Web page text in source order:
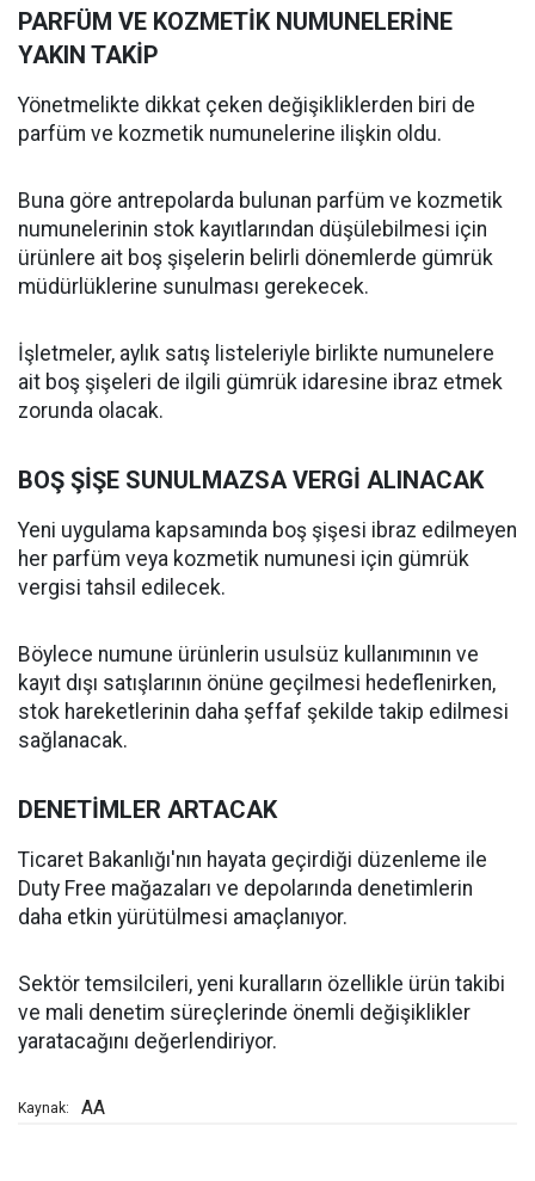
PARFÜM VE KOZMETİK NUMUNELERİNE
YAKIN TAKİP
Yönetmelikte dikkat çeken değişikliklerden biri de
parfüm ve kozmetik numunelerine ilişkin oldu.
Buna göre antrepolarda bulunan parfüm ve kozmetik
numunelerinin stok kayıtlarından düşülebilmesi için
ürünlere ait boş şişelerin belirli dönemlerde gümrük
müdürlüklerine sunulması gerekecek.
İşletmeler, aylık satış listeleriyle birlikte numunelere
ait boş şişeleri de ilgili gümrük idaresine ibraz etmek
zorunda olacak.
BOŞ ŞİŞE SUNULMAZSA VERGİ ALINACAK
Yeni uygulama kapsamında boş şişesi ibraz edilmeyen
her parfüm veya kozmetik numunesi için gümrük
vergisi tahsil edilecek.
Böylece numune ürünlerin usulsüz kullanımının ve
kayıt dışı satışlarının önüne geçilmesi hedeflenirken,
stok hareketlerinin daha şeffaf şekilde takip edilmesi
sağlanacak.
DENETİMLER ARTACAK
Ticaret Bakanlığı'nın hayata geçirdiği düzenleme ile
Duty Free mağazaları ve depolarında denetimlerin
daha etkin yürütülmesi amaçlanıyor.
Sektör temsilcileri, yeni kuralların özellikle ürün takibi
ve mali denetim süreçlerinde önemli değişiklikler
yaratacağını değerlendiriyor.
Kaynak: AA